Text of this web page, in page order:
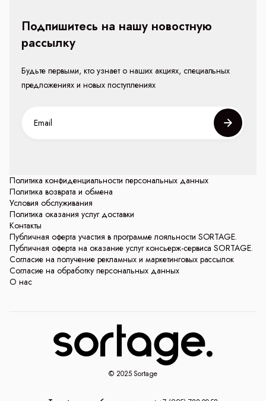
Политика конфиденциальности персональных данных
Политика возврата и обмена
Условия обслуживания
Политика оказания услуг доставки
Контакты
Публичная оферта участия в программе лояльности SORTAGE.
Публичная оферта на оказание услуг консьерж-сервиса SORTAGE.
Согласие на получение рекламных и маркетинговых рассылок
Согласие на обработку персональных данных
О нас
Подпишитесь на нашу новостную
рассылку
Будьте первыми, кто узнает о наших акциях, специальных
предложениях и новых поступлениях
© 2025 Sortage